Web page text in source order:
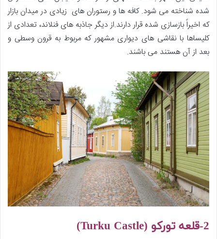
شده شناخته می شود. کافه ها و رستوران های زیادی در میدان بازار
که اخیراً بازسازی شده قرار دارند.از دیگر جاذبه های فنلاند، تعدادی از
کلیساها با نقاشی های دیواری مشهور که مربوط به قرون وسطی و
بعد از آن هستند می باشند.
2-قلعه تورکو ( Turku Castle)